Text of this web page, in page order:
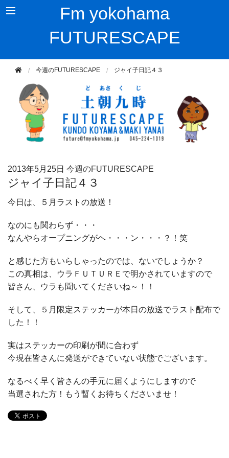
Fm yokohama
FUTURESCAPE
今週のFUTURESCAPE ジャイ子日記４３
2013年5月25日 今週のFUTURESCAPE
ジャイ子日記４３
今日は、５月ラストの放送！
なのにも関わらず・・・
なんやらオープニングがヘ・・・ン・・・？！笑
と感じた方もいらしゃったのでは、ないでしょうか？
この真相は、ウラＦＵＴＵＲＥで明かされていますので
皆さん、ウラも聞いてくださいね～！！
そして、５月限定ステッカーが本日の放送でラスト配布で
した！！
実はステッカーの印刷が間に合わず
今現在皆さんに発送ができていない状態でございます。
なるべく早く皆さんの手元に届くようにしますので
当選された方！もう暫くお待ちくださいませ！